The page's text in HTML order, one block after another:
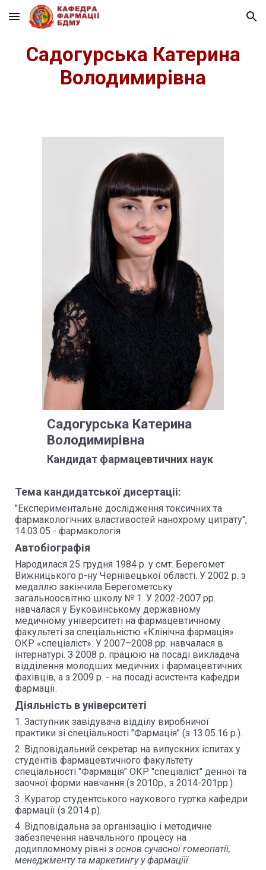
Skip to main content Skip to navigation
Садогурська Катерина
Володимирівна
Садогурська Катерина
Володимирівна
Кандидат фармацевтичних наук
Тема кандидатської дисертаціі:
"Експериментальне дослідження токсичних та
фармакологічних властивостей нанохрому цитрату",
14.03.05 - фармакологія
Автобіографія
Народилася 25 грудня 1984 р. у смт. Берегомет
Вижницького р-ну Чернівецької області. У 2002 р. з
медаллю закінчила Берегометську
загальноосвітню школу № 1. У 2002-2007 рр.
навчалася у Буковинському державному
медичному університеті на фармацевтичному
факультеті за спеціальністю «Клінічна фармація»
ОКР «спеціаліст». У 2007–2008 рр. навчалася в
інтернатурі. З 2008 р. працюю на посаді викладача
відділення молодших медичних і фармацевтичних
фахівців, а з 2009 р. - на посаді асистента кафедри
фармації.
Діяльність в університеті
1. Заступник завідувача відділу виробничої
практики зі спеціальності "Фармація" (з 13.05.16 р.).
2. Відповідальний секретар на випускних іспитах у
студентів фармацевтичного факультету
спеціальності "Фармація" ОКР "спеціаліст" денної та
заочної форми навчання (з 2010р., з 2014-201рр.).
3. Куратор студентського наукового гуртка кафедри
фармації (з 2014 р).
4. Відповідальна за організацію і методичне
забезпечення навчального процесу на
додипломному рівні зоснов сучасної гомеопатії,
менеджменту та маркетингу у фармаціїї.